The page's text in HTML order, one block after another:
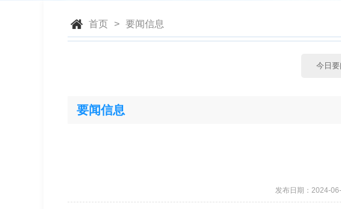
首页 > 要闻信息
今日要
要闻信息
发布日期：2024-